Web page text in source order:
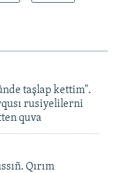
taşlap kettim".
rusiyelilerni
quva
Qırım